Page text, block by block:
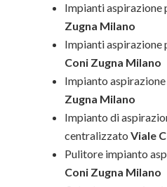
Impianti aspirazione
Zugna Milano
Impianti aspirazione
Coni Zugna Milano
Impianto
Zugna Milano
Impianto di
centralizzato Viale
Pulitore impianto
Coni Zugna Milano